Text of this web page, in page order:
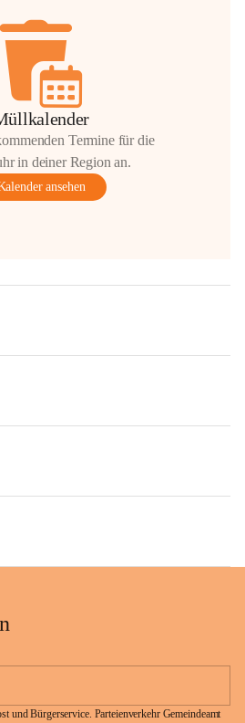
Termine für die
in deiner Region an.
ansehen
und Bürgerservice. Parteienverkehr Gemeindeamt